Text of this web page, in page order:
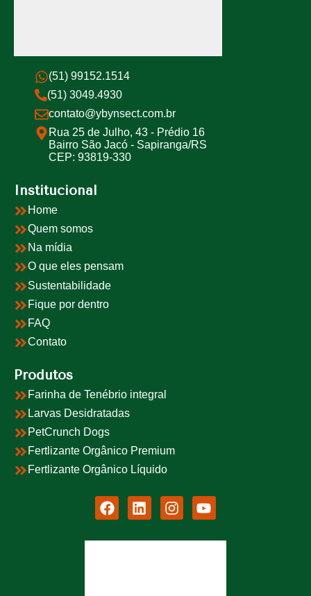
(51) 99152.1514
(51) 3049.4930
contato@ybynsect.com.br
Rua 25 de Julho, 43 - Prédio 16
Bairro São Jacó - Sapiranga/RS
CEP: 93819-330
Institucional
Home
Quem somos
Na mídia
O que eles pensam
Sustentabilidade
Fique por dentro
FAQ
Contato
Produtos
Farinha de Tenébrio integral
Larvas Desidratadas
PetCrunch Dogs
Fertlizante Orgânico Premium
Fertlizante Orgânico Líquido